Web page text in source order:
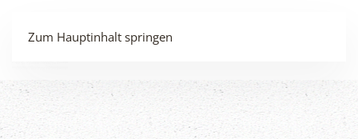
Zum Hauptinhalt springen
MENÜ